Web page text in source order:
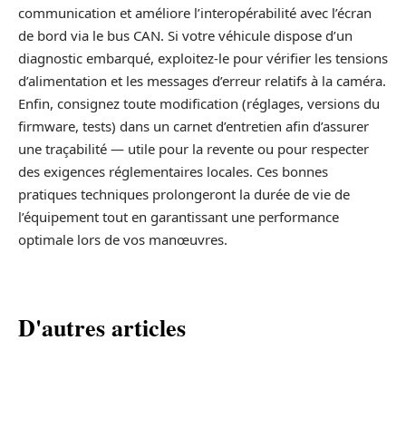
communication et améliore l’interopérabilité avec l’écran
de bord via le bus CAN. Si votre véhicule dispose d’un
diagnostic embarqué, exploitez-le pour vérifier les tensions
d’alimentation et les messages d’erreur relatifs à la caméra.
Enfin, consignez toute modification (réglages, versions du
firmware, tests) dans un carnet d’entretien afin d’assurer
une traçabilité — utile pour la revente ou pour respecter
des exigences réglementaires locales. Ces bonnes
pratiques techniques prolongeront la durée de vie de
l’équipement tout en garantissant une performance
optimale lors de vos manœuvres.
D'autres articles